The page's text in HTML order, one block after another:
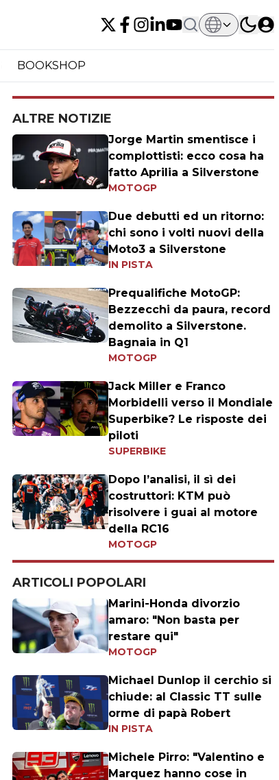
BOOKSHOP
ALTRE NOTIZIE
Jorge Martin smentisce i
complottisti: ecco cosa ha
fatto Aprilia a Silverstone
MOTOGP
Due debutti ed un ritorno:
chi sono i volti nuovi della
Moto3 a Silverstone
IN PISTA
Prequalifiche MotoGP:
Bezzecchi da paura, record
demolito a Silverstone.
Bagnaia in Q1
MOTOGP
Jack Miller e Franco
Morbidelli verso il Mondiale
Superbike? Le risposte dei
piloti
SUPERBIKE
Dopo l’analisi, il sì dei
costruttori: KTM può
risolvere i guai al motore
della RC16
MOTOGP
ARTICOLI POPOLARI
Marini-Honda divorzio
amaro: "Non basta per
restare qui"
MOTOGP
Michael Dunlop il cerchio si
chiude: al Classic TT sulle
orme di papà Robert
IN PISTA
Michele Pirro: "Valentino e
Marquez hanno cose in